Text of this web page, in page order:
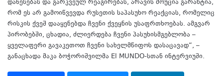
დაწესებას და გარკვეულ რეაგირებას, არავის მოუცია გარანტია,
რომ ეს არ გამოიწვევდა რუსეთის საპასუხო რეაქციას, რომელიც
რისკის ქვეშ დააყენებდა ჩვენი ქვეყნის უსაფრთხოებას. ამგვარ
პირობებში, ცხადია, ძლიერდება ჩვენი პასუხისმგებლობა –
ყველაფერი გავაკეთოთ ჩვენი სახელმწიფოს დასაცავად“, –
განაცხადა მაკა ბოჭორიშვილმა El MUNDO-სთან ინტერვიუში.